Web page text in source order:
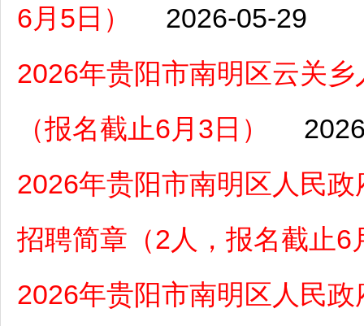
6月5日）
2026-05-29
2026年贵阳市南明区云关
（报名截止6月3日）
2026年贵阳市南明区人民
招聘简章（2人，报名截止6
2026年贵阳市南明区人民